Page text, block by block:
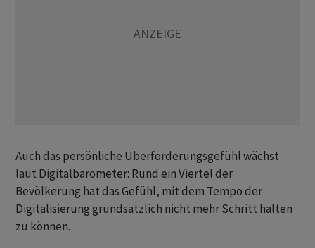
Auch das persönliche Überforderungsgefühl wächst
laut Digitalbarometer: Rund ein Viertel der
Bevölkerung hat das Gefühl, mit dem Tempo der
Digitalisierung grundsätzlich nicht mehr Schritt halten
zu können.